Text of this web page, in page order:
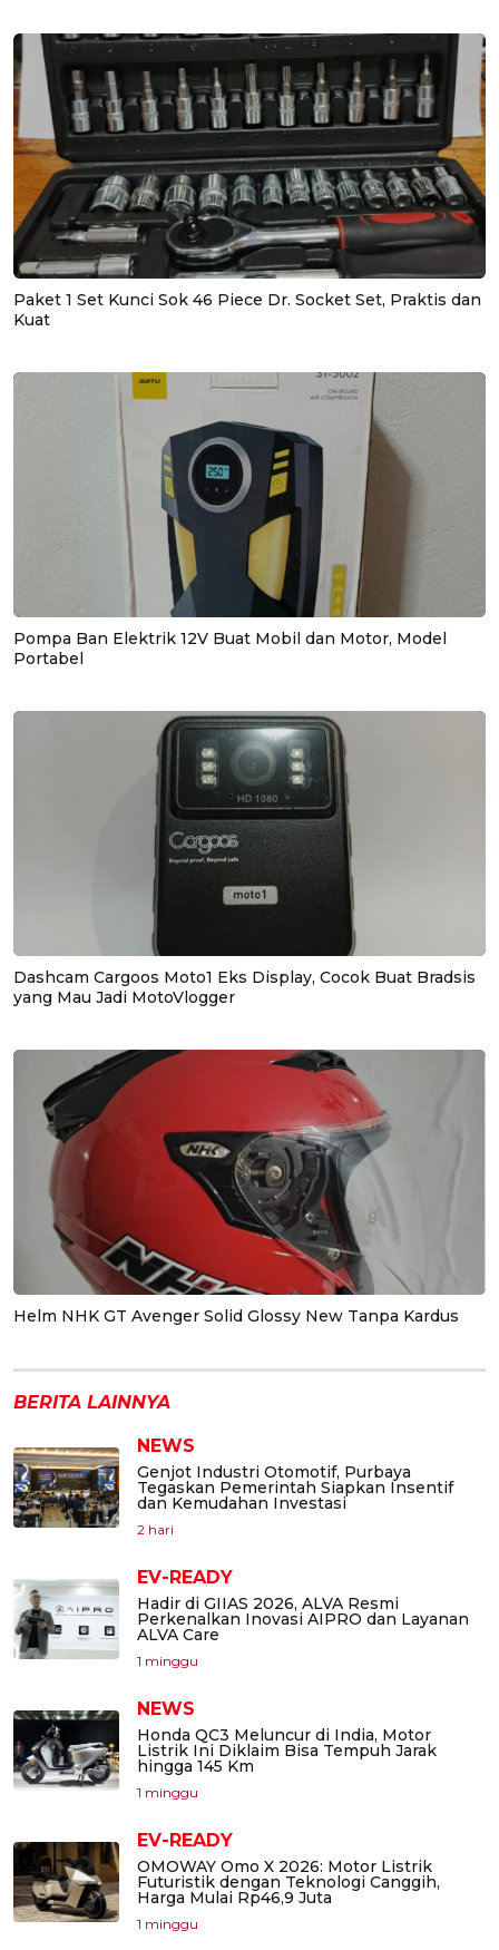
Paket 1 Set Kunci Sok 46 Piece Dr. Socket Set, Praktis dan
Kuat
Pompa Ban Elektrik 12V Buat Mobil dan Motor, Model
Portabel
Dashcam Cargoos Moto1 Eks Display, Cocok Buat Bradsis
yang Mau Jadi MotoVlogger
Helm NHK GT Avenger Solid Glossy New Tanpa Kardus
BERITA LAINNYA
NEWS
Genjot Industri Otomotif, Purbaya
Tegaskan Pemerintah Siapkan Insentif
dan Kemudahan Investasi
2 hari
EV-READY
Hadir di GIIAS 2026, ALVA Resmi
Perkenalkan Inovasi AIPRO dan Layanan
ALVA Care
1 minggu
NEWS
Honda QC3 Meluncur di India, Motor
Listrik Ini Diklaim Bisa Tempuh Jarak
hingga 145 Km
1 minggu
EV-READY
OMOWAY Omo X 2026: Motor Listrik
Futuristik dengan Teknologi Canggih,
Harga Mulai Rp46,9 Juta
1 minggu